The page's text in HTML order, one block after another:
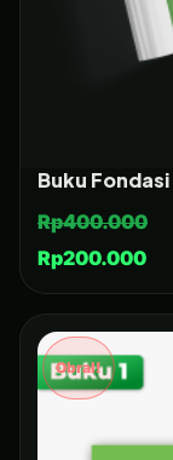
Buku
Rp400.000
Rp200.000
Obral!